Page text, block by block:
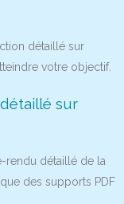
détaillé sur
votre objectif.
sur
rendu détaillé de la
des supports PDF